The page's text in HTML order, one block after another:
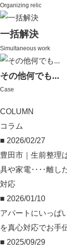
Organizing relic
一括解決
Simultaneous work
その他何でも...
Case
COLUMN
コラム
■ 2026/02/27
豊田市｜生前整理
具や家電‥‥離し
対応
■ 2026/01/10
アパートにいっぱ
を真心対応でお手
■ 2025/09/29